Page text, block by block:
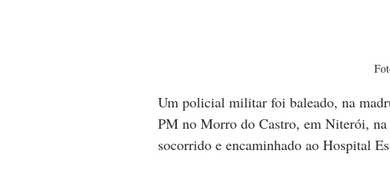
Um policial militar foi baleado, na
PM no Morro do Castro, em Niterói,
socorrido e encaminhado ao Hospital